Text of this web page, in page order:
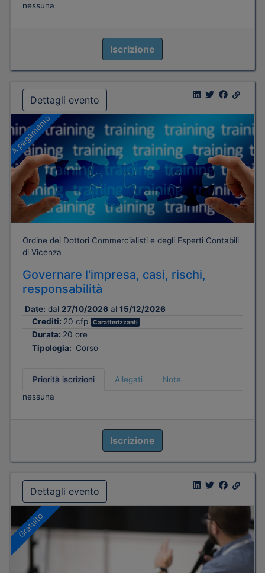
nessuna
Iscrizione
Dettagli evento
A pagamento
Ordine dei Dottori Commercialisti e degli Esperti Contabili
di Vicenza
Governare l'impresa, casi, rischi,
responsabilità
Date: dal 27/10/2026 al 15/12/2026
Crediti: 20 cfp Caratterizzanti
Durata: 20 ore
Tipologia: Corso
Priorità iscrizioni Allegati
Note
nessuna
Iscrizione
Dettagli evento
Gratuito